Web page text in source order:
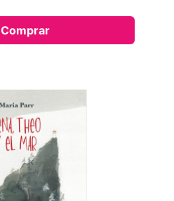
Comprar